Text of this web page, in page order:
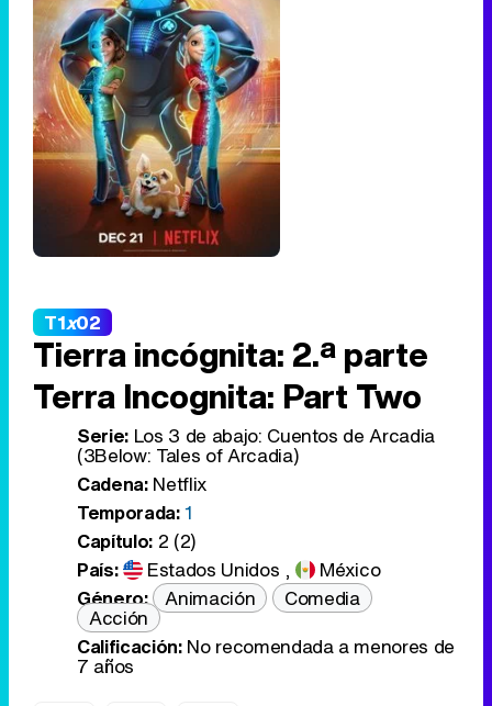
T1x02
Tierra incógnita: 2.ª parte
Terra Incognita: Part Two
Serie:Los 3 de abajo: Cuentos de Arcadia
(3Below: Tales of Arcadia)
Cadena:Netflix
Temporada:1
Capítulo:2 (2)
País:
Estados Unidos ,
México
Género:
Animación Comedia
Acción
Calificación:No recomendada a menores de
7 años